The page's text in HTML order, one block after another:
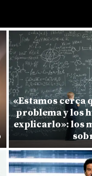
«Estamos cerca
problema y los
explicarlo»: los